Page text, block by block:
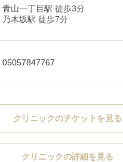
青山一丁目駅 徒歩3分
乃木坂駅 徒歩7分
05057847767
クリニックのチケットを見る
クリニックの詳細を見る